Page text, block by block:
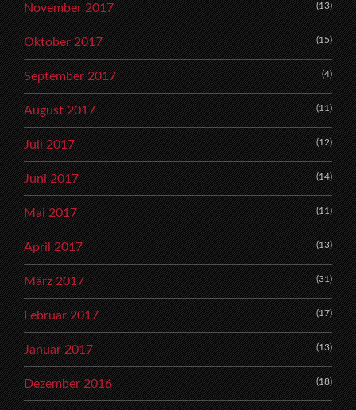
November 2017 (13)
Oktober 2017 (15)
September 2017 (4)
August 2017 (11)
Juli 2017 (12)
Juni 2017 (14)
Mai 2017 (11)
April 2017 (13)
März 2017 (31)
Februar 2017 (17)
Januar 2017 (13)
Dezember 2016 (18)